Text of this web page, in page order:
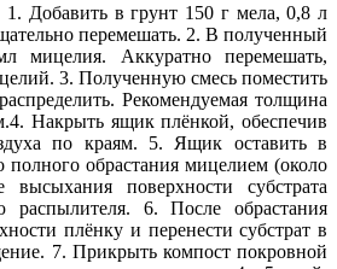
1. Добавить в грунт 150 г мела, 0,8 л
перемешать. 2. В полученный
мицелия. Аккуратно перемешать,
3. Полученную смесь поместить
Рекомендуемая толщина
Накрыть ящик плёнкой, обеспечив
по краям. 5. Ящик оставить в
полного обрастания мицелием (около
поверхности субстрата
6. После обрастания
плёнку и перенести субстрат в
7. Прикрыть компост покровной